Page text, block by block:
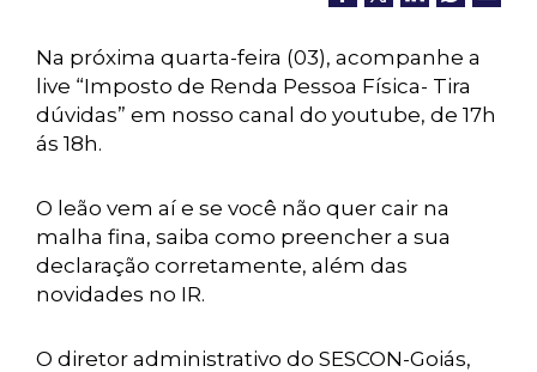
Na próxima quarta-feira (03), acompanhe a
live “Imposto de Renda Pessoa Física- Tira
dúvidas” em nosso canal do youtube, de 17h
ás 18h.
O leão vem aí e se você não quer cair na
malha fina, saiba como preencher a sua
declaração corretamente, além das
novidades no IR.
O diretor administrativo do SESCON-Goiás,